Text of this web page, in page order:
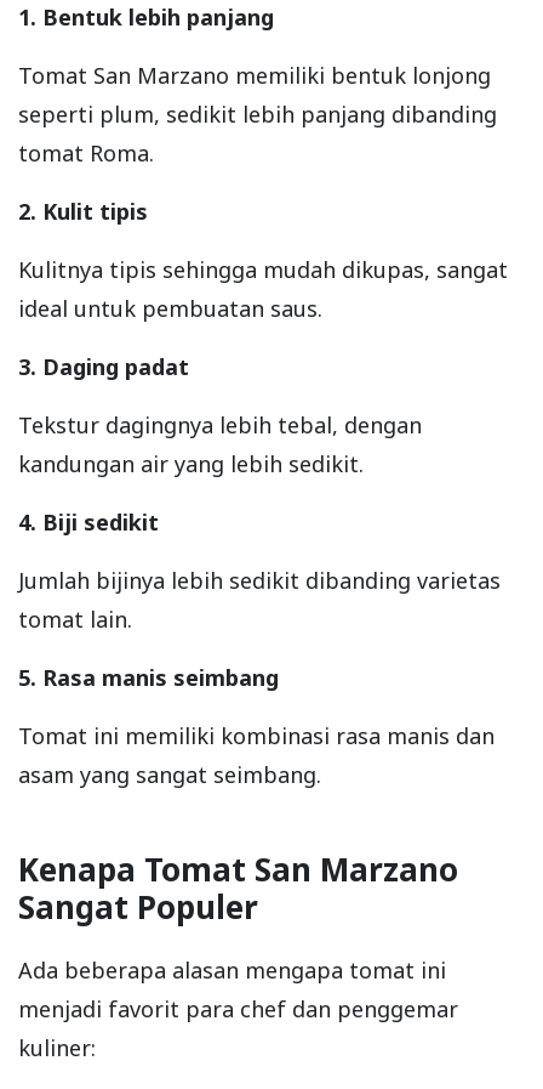
1. Bentuk lebih panjang
Tomat San Marzano memiliki bentuk lonjong
seperti plum, sedikit lebih panjang dibanding
tomat Roma.
2. Kulit tipis
Kulitnya tipis sehingga mudah dikupas, sangat
ideal untuk pembuatan saus.
3. Daging padat
Tekstur dagingnya lebih tebal, dengan
kandungan air yang lebih sedikit.
4. Biji sedikit
Jumlah bijinya lebih sedikit dibanding varietas
tomat lain.
5. Rasa manis seimbang
Tomat ini memiliki kombinasi rasa manis dan
asam yang sangat seimbang.
Kenapa Tomat San Marzano
Sangat Populer
Ada beberapa alasan mengapa tomat ini
menjadi favorit para chef dan penggemar
kuliner: